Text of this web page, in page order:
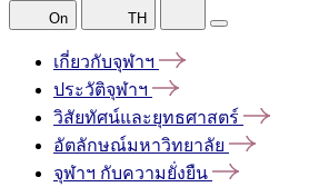
On TH
เกี่ยวกับจุฬาฯ
ประวัติจุฬาฯ
วิสัยทัศน์และยุทธศาสตร์
อัตลักษณ์มหาวิทยาลัย
จุฬาฯ กับความยั่งยืน